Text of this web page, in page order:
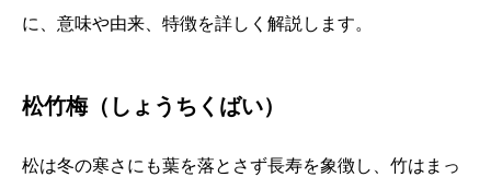
に、意味や由来、特徴を詳しく解説します。
松竹梅（しょうちくばい）
松は冬の寒さにも葉を落とさず長寿を象徴し、竹はまっ